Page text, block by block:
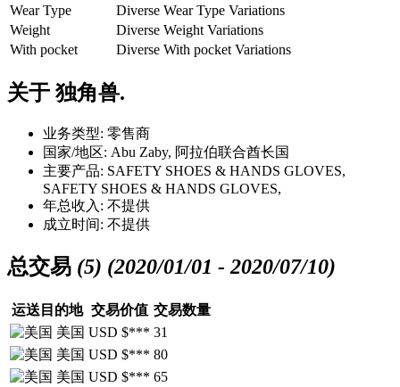
Wear Type
Diverse Wear Type Variations
Weight
Diverse Weight Variations
With pocket
Diverse With pocket Variations
关于 独角兽.
业务类型: 零售商
国家/地区: Abu Zaby, 阿拉伯联合酋长国
主要产品: SAFETY SHOES & HANDS GLOVES,
SAFETY SHOES & HANDS GLOVES,
年总收入: 不提供
成立时间: 不提供
总交易 (5) (2020/01/01 - 2020/07/10)
运送目的地 交易价值 交易数量
美国 USD $*** 31
美国 USD $*** 80
美国 USD $*** 65